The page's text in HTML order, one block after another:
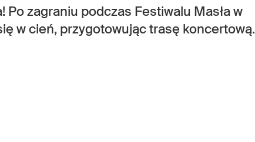
Po zagraniu podczas Festiwalu Masła w
w cień, przygotowując trasę koncertową.